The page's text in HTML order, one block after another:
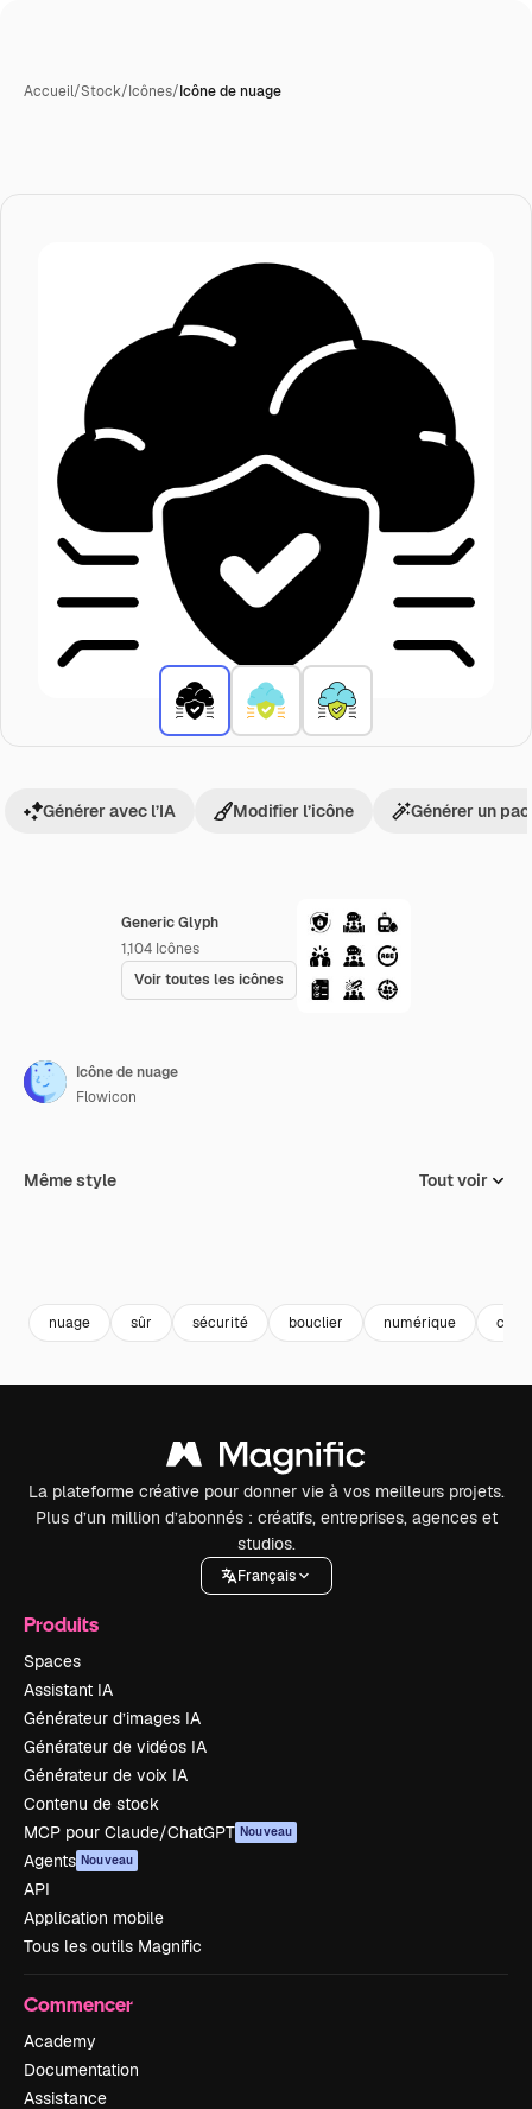
Accueil/Stock/Icônes/Icône de nuage
Generic Glyph
1,104 Icônes
Voir toutes les icônes
Générer avec l’IA Modifier l’icône Générer un
Icône de nuage
Flowicon
Même style Tout voir
nuage sûr sécurité bouclier numérique
La plateforme créative pour donner vie à vos meilleurs projets.
Plus d’un million d’abonnés : créatifs, entreprises, agences et
studios.
Français
Produits
Spaces
Assistant IA
Générateur d’images IA
Générateur de vidéos IA
Générateur de voix IA
Contenu de stock
MCP pour Claude/ChatGPT Nouveau
Agents Nouveau
API
Application mobile
Tous les outils Magnific
Commencer
Academy
Documentation
Assistance